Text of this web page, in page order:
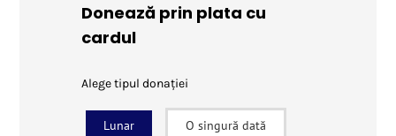
Donează prin plata cu
cardul
Alege tipul donației
Lunar O singură dată